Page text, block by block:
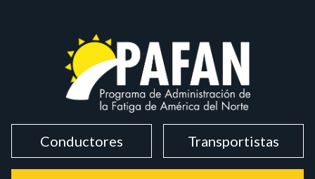
Conductores Transportistas